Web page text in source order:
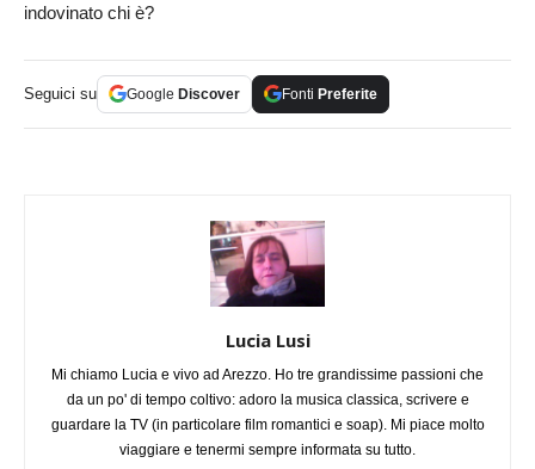
indovinato chi è?
Seguici su Google Discover Fonti Preferite
Lucia Lusi
Mi chiamo Lucia e vivo ad Arezzo. Ho tre grandissime passioni che
da un po' di tempo coltivo: adoro la musica classica, scrivere e
guardare la TV (in particolare film romantici e soap). Mi piace molto
viaggiare e tenermi sempre informata su tutto.